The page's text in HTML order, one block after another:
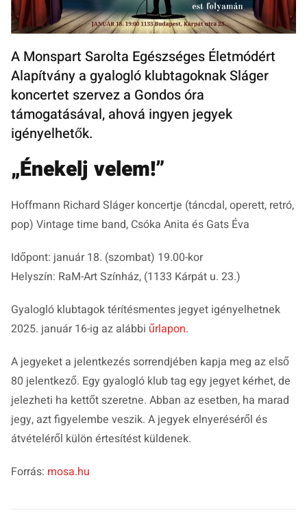
A Monspart Sarolta Egészséges Életmódért
Alapítvány a gyalogló klubtagoknak Sláger
koncertet szervez a Gondos óra
támogatásával, ahová ingyen jegyek
igényelhetők.
„Énekelj velem!”
Hoffmann Richard Sláger koncertje (táncdal, operett, retró,
pop) Vintage time band, Csóka Anita és Gats Éva
Időpont: január 18. (szombat) 19.00-kor
Helyszín: RaM-Art Színház, (1133 Kárpát u. 23.)
Gyalogló klubtagok térítésmentes jegyet igényelhetnek
2025. január 16-ig az alábbi űrlapon.
A jegyeket a jelentkezés sorrendjében kapja meg az első
80 jelentkező. Egy gyalogló klub tag egy jegyet kérhet, de
jelezheti ha kettőt szeretne. Abban az esetben, ha marad
jegy, azt figyelembe veszik. A jegyek elnyeréséről és
átvételéről külön értesítést küldenek.
Forrás: mosa.hu